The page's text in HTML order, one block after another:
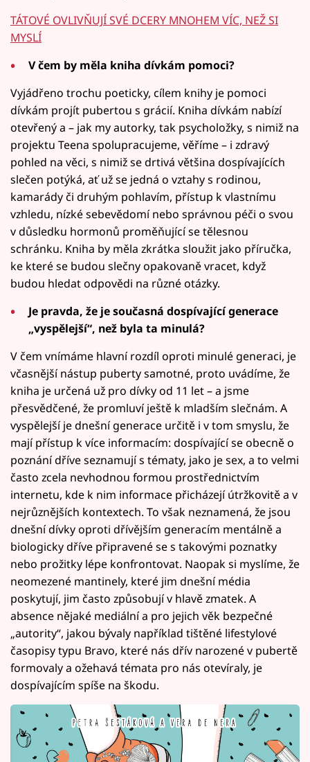
TÁTOVÉ OVLIVŇUJÍ SVÉ DCERY MNOHEM VÍC, NEŽ SI
MYSLÍ
V čem by měla kniha dívkám pomoci?
Vyjádřeno trochu poeticky, cílem knihy je pomoci
dívkám projít pubertou s grácií. Kniha dívkám nabízí
otevřený a – jak my autorky, tak psycholožky, s nimiž na
projektu Teena spolupracujeme, věříme – i zdravý
pohled na věci, s nimiž se drtivá většina dospívajících
slečen potýká, ať už se jedná o vztahy s rodinou,
kamarády či druhým pohlavím, přístup k vlastnímu
vzhledu, nízké sebevědomí nebo správnou péči o svou
v důsledku hormonů proměňující se tělesnou
schránku. Kniha by měla zkrátka sloužit jako příručka,
ke které se budou slečny opakovaně vracet, když
budou hledat odpovědi na různé otázky.
Je pravda, že je současná dospívající generace
„vyspělejší“, než byla ta minulá?
V čem vnímáme hlavní rozdíl oproti minulé generaci, je
včasnější nástup puberty samotné, proto uvádíme, že
kniha je určená už pro dívky od 11 let – a jsme
přesvědčené, že promluví ještě k mladším slečnám. A
vyspělejší je dnešní generace určitě i v tom smyslu, že
mají přístup k více informacím: dospívající se obecně o
poznání dříve seznamují s tématy, jako je sex, a to velmi
často zcela nevhodnou formou prostřednictvím
internetu, kde k nim informace přicházejí útržkovitě a v
nejrůznějších kontextech. To však neznamená, že jsou
dnešní dívky oproti dřívějším generacím mentálně a
biologicky dříve připravené se s takovými poznatky
nebo prožitky lépe konfrontovat. Naopak si myslíme, že
neomezené mantinely, které jim dnešní média
poskytují, jim často způsobují v hlavě zmatek. A
absence nějaké mediální a pro jejich věk bezpečné
„autority“, jakou bývaly například tištěné lifestylové
časopisy typu Bravo, které nás dřív narozené v pubertě
formovaly a ožehavá témata pro nás otevíraly, je
dospívajícím spíše na škodu.